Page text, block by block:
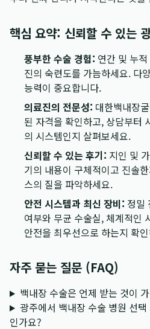
핵심 요약: 신뢰할 수 있는
풍부한 수술 경험: 연간 및 누
진의 숙련도를 가늠하세요. 다
능력이 중요합니다.
의료진의 전문성: 대한백내장
된 자격을 확인하고, 상담부터
의 시스템인지 살펴보세요.
신뢰할 수 있는 후기: 지인 및
기의 내용이 구체적이고 진솔
스의 질을 파악하세요.
안전 시스템과 최신 장비: 정밀
여부와 무균 수술실, 체계적인
안전을 최우선으로 하는지 확
자주 묻는 질문 (FAQ)
백내장 수술은 언제 받는 것이
광주에서 백내장 수술 병원 선
인가요?